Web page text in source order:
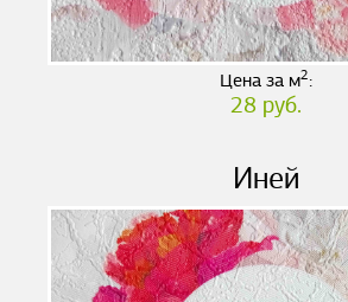
Цена за м2:
28 руб.
Иней